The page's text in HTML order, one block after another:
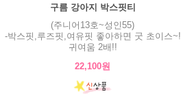
구름 강아지 박스핏티
(주니어13호~성인55)
-박스핏,루즈핏,여유핏 좋아하면 굿 초이스~!
귀여움 2배!!
22,100원